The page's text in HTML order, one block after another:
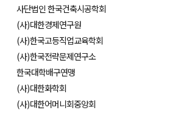
사단법인 한국건축시공학회
(사)대한경제연구원
(사)한국고등직업교육학회
(사)한국전략문제연구소
한국대학배구연맹
(사)대한화학회
(사)대한어머니회중앙회